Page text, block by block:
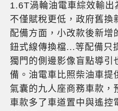
1.6T渦輪油電車綜效輸出
不僅賦稅更低，政府舊換
配備方面，小改款後新增
鈕式線傳換檔...等配備只
獨門的側邊影像盲點導引
備。油電車比照柴油車提
氣囊的九人座商務車款，
車款多了車道置中與遙控